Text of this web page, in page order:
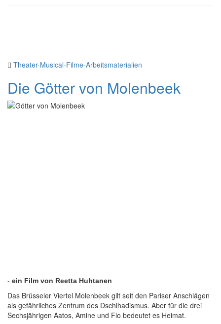
Theater-Musical-Filme-Arbeitsmaterialien
Die Götter von Molenbeek
- ein Film von Reetta Huhtanen
Das Brüsseler Viertel Molenbeek gilt seit den Pariser Anschlägen
als gefährliches Zentrum des Dschihadismus. Aber für die drei
Sechsjährigen Aatos, Amine und Flo bedeutet es Heimat.